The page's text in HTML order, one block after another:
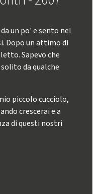
un po' e sento nel
Dopo un attimo di
Sapevo che
da qualche
piccolo cucciolo,
crescerai e a
di questi nostri